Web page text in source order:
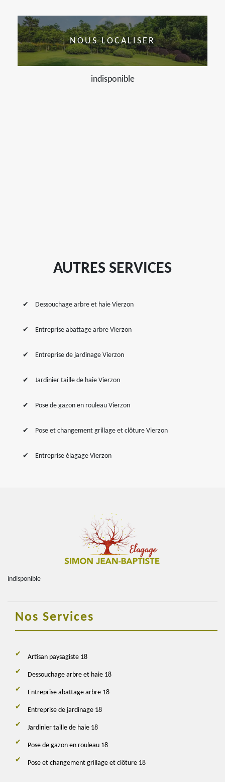
NOUS LOCALISER
indisponible
AUTRES SERVICES
Dessouchage arbre et haie Vierzon
Entreprise abattage arbre Vierzon
Entreprise de jardinage Vierzon
Jardinier taille de haie Vierzon
Pose de gazon en rouleau Vierzon
Pose et changement grillage et clôture Vierzon
Entreprise élagage Vierzon
indisponible
Nos Services
Artisan paysagiste 18
Dessouchage arbre et haie 18
Entreprise abattage arbre 18
Entreprise de jardinage 18
Jardinier taille de haie 18
Pose de gazon en rouleau 18
Pose et changement grillage et clôture 18